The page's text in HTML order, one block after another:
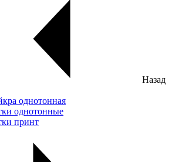
Назад
однотонная
однотонные
принт